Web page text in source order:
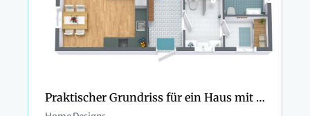
Praktischer Grundriss für ein Haus mit 2 Schlafzimmern und L-förmiger Küche